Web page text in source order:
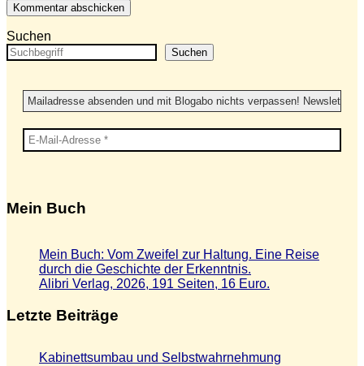
Suchen
Suchen
Mein Buch
Mein Buch: Vom Zweifel zur Haltung. Eine Reise
durch die Geschichte der Erkenntnis.
Alibri Verlag, 2026, 191 Seiten, 16 Euro.
Letzte Beiträge
Kabinettsumbau und Selbstwahrnehmung